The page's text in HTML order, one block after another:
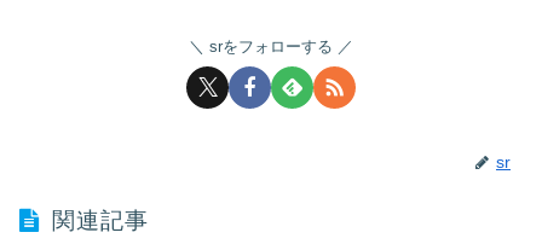
srをフォローする
sr
関連記事